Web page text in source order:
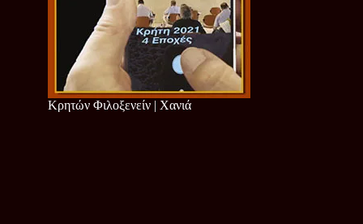
Κρητών Φιλοξενείν | Χανιά